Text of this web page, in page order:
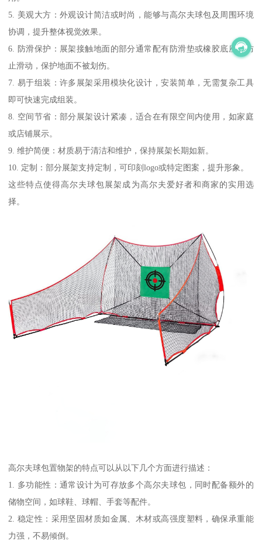
5. 美观大方：外观设计简洁或时尚，能够与高尔夫球包及周围环境
协调，提升整体视觉效果。
6. 防滑保护：展架接触地面的部分通常配有防滑垫或橡胶底座，防
止滑动，保护地面不被划伤。
7. 易于组装：许多展架采用模块化设计，安装简单，无需复杂工具
即可快速完成组装。
8. 空间节省：部分展架设计紧凑，适合在有限空间内使用，如家庭
或店铺展示。
9. 维护简便：材质易于清洁和维护，保持展架长期如新。
10. 定制：部分展架支持定制，可印刻logo或特定图案，提升形象。
这些特点使得高尔夫球包展架成为高尔夫爱好者和商家的实用选
择。
高尔夫球包置物架的特点可以从以下几个方面进行描述：
1. 多功能性：通常设计为可存放多个高尔夫球包，同时配备额外的
储物空间，如球鞋、球帽、手套等配件。
2. 稳定性：采用坚固材质如金属、木材或高强度塑料，确保承重能
力强，不易倾倒。